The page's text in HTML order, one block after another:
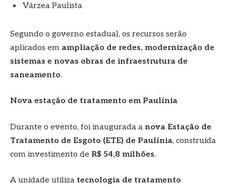
Várzea Paulista
Segundo o governo estadual, os recursos serão
aplicados em ampliação de redes, modernização de
sistemas e novas obras de infraestrutura de
saneamento.
Nova estação de tratamento em Paulínia
Durante o evento, foi inaugurada a nova Estação de
Tratamento de Esgoto (ETE) de Paulínia, construída
com investimento de R$ 54,8 milhões.
A unidade utiliza tecnologia de tratamento